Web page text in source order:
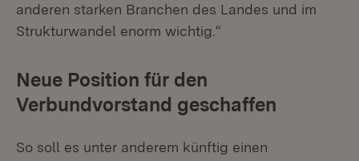
anderen starken Branchen des Landes und im
Strukturwandel enorm wichtig.“
Neue Position für den
Verbundvorstand geschaffen
So soll es unter anderem künftig einen